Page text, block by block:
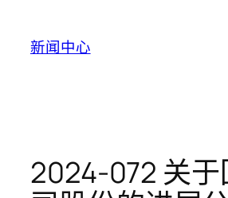
新闻中心
2024-072 关于